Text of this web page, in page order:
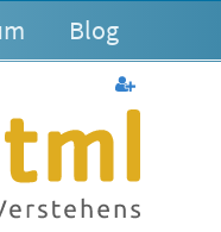
Blog